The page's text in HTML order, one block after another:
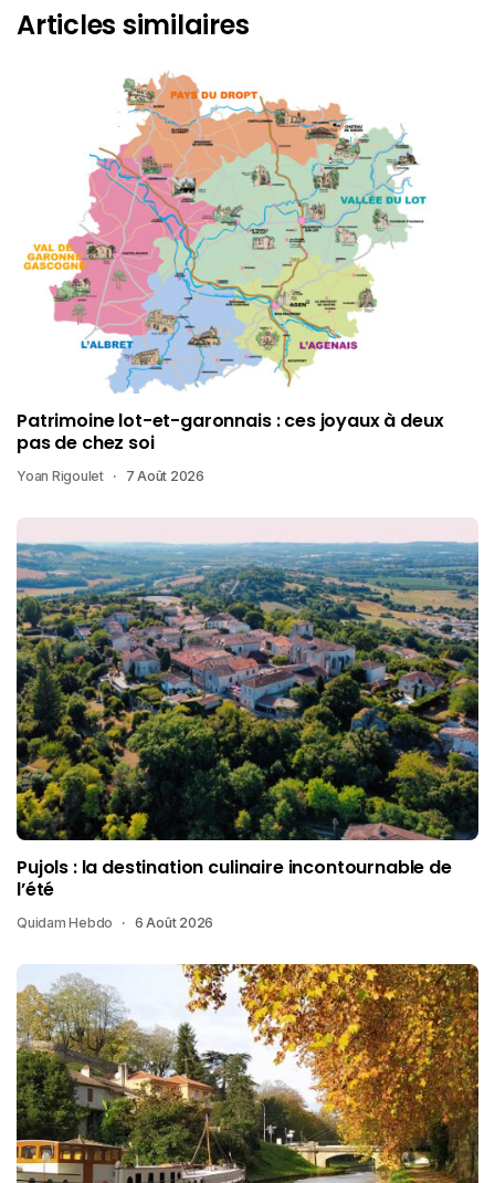
Articles similaires
Patrimoine lot-et-garonnais : ces joyaux à deux
pas de chez soi
Yoan Rigoulet 7 Août 2026
Pujols : la destination culinaire incontournable de
l’été
Quidam Hebdo 6 Août 2026